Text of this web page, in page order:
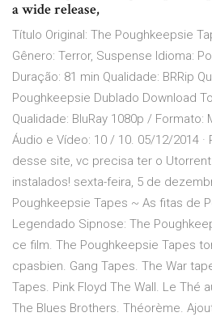
a wide release,
Título Original: The Poughkeepsie
Gênero: Terror, Suspense Idioma:
Duração: 81 min Qualidade: BRRip
Poughkeepsie Dublado Download
Qualidade: BluRay 1080p / Formato:
Áudio e Vídeo: 10 / 10. 05/12/2014 ·
desse site, vc precisa ter o
instalados! sexta-feira, 5 de
Poughkeepsie Tapes ~ As fitas de
Legendado Sipnose: The
ce film. The Poughkeepsie Tapes
cpasbien. Gang Tapes. The War
Tapes. Pink Floyd The Wall. Le Thé
The Blues Brothers. Théorème.